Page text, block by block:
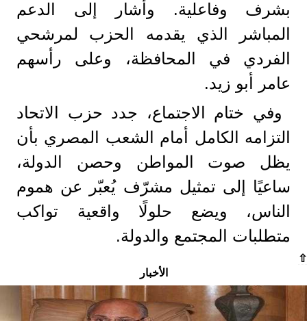
بشرف وفاعلية. وأشار إلى الدعم
المباشر الذي يقدمه الحزب لمرشحي
الفردي في المحافظة، وعلى رأسهم
عامر أبو زيد.
وفي ختام الاجتماع، جدد حزب الاتحاد
التزامه الكامل أمام الشعب المصري بأن
يظل صوت المواطن وحصن الدولة،
ساعيًا إلى تمثيل مشرّف يُعبّر عن هموم
الناس، ويضع حلولًا واقعية تواكب
متطلبات المجتمع والدولة.
⇧
الأخبار